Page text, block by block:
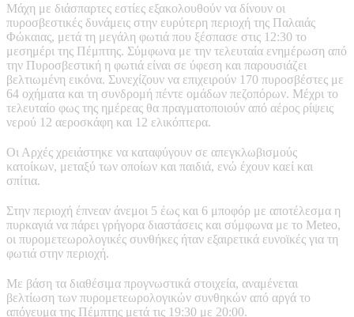
Mάχη με διάσπαρτες εστίες εξακολουθούν να δίνουν οι
πυροσβεστικές δυνάμεις στην ευρύτερη περιοχή της Παλαιάς
Φώκαιας, μετά τη μεγάλη φωτιά που ξέσπασε στις 12:30 το
μεσημέρι της Πέμπτης. Σύμφωνα με την τελευταία ενημέρωση από
την Πυροσβεστική η φωτιά είναι σε ύφεση και παρουσιάζει
βελτιωμένη εικόνα. Συνεχίζουν να επιχειρούν 170 πυροσβέστες με
64 οχήματα και τη συνδρομή πέντε ομάδων πεζοπόρων. Μέχρι το
τελευταίο φως της ημέρεας θα πραγματοποιούν από αέρος ρίψεις
νερού 12 αεροσκάφη και 12 ελικόπτερα.
Οι Αρχές χρειάστηκε να καταφύγουν σε απεγκλωβισμούς
κατοίκων, μεταξύ των οποίων και παιδιά, ενώ έχουν καεί και
σπίτια.
Στην περιοχή έπνεαν άνεμοι 5 έως και 6 μποφόρ με αποτέλεσμα η
πυρκαγιά να πάρει γρήγορα διαστάσεις και σύμφωνα με το Meteo,
οι πυρομετεωρολογικές συνθήκες ήταν εξαιρετικά ευνοϊκές για τη
φωτιά στην περιοχή.
Με βάση τα διαθέσιμα προγνωστικά στοιχεία, αναμένεται
βελτίωση των πυρομετεωρολογικών συνθηκών από αργά το
απόγευμα της Πέμπτης μετά τις 19:30 με 20:00.